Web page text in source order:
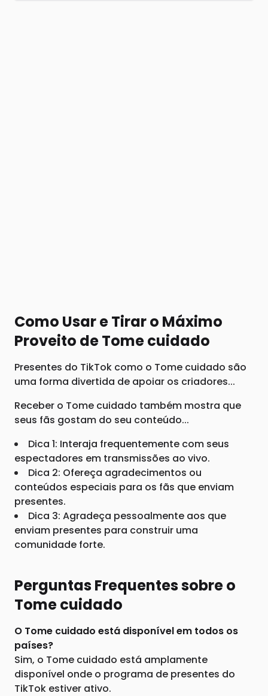
Como Usar e Tirar o Máximo
Proveito de Tome cuidado
Presentes do TikTok como o Tome cuidado são
uma forma divertida de apoiar os criadores...
Receber o Tome cuidado também mostra que
seus fãs gostam do seu conteúdo...
Dica 1: Interaja frequentemente com seus
espectadores em transmissões ao vivo.
Dica 2: Ofereça agradecimentos ou
conteúdos especiais para os fãs que enviam
presentes.
Dica 3: Agradeça pessoalmente aos que
enviam presentes para construir uma
comunidade forte.
Perguntas Frequentes sobre o
Tome cuidado
O Tome cuidado está disponível em todos os
países?
Sim, o Tome cuidado está amplamente
disponível onde o programa de presentes do
TikTok estiver ativo.